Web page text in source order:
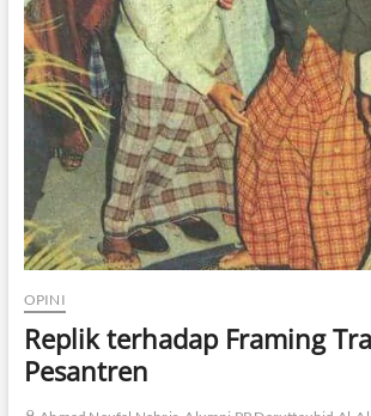
e
n
d
a
n
K
e
a
l
a
h
a
o
s
OPINI
Replik terhadap Framing
Pesantren